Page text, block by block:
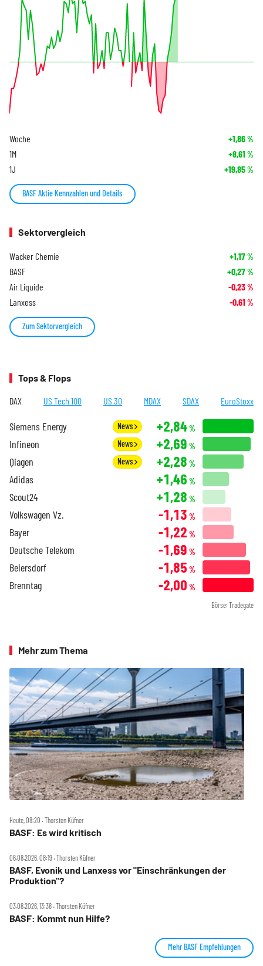
Woche +1,86%
1M +8,61 %
1J +19,85%
BASF Aktie Kennzahlen und Details
Sektorvergleich
Wacker Chemie +1,17%
BASF +0,27%
Air Liquide -0,23%
Lanxess -0,61 %
Zum Sektorvergleich
Tops & Flops
DAX US Tech 100 US 30 MDAX SDAX EuroStoxx
Siemens Energy News +2,84%
Infineon News +2,69 %
Qiagen News +2,28 %
Adidas +1,46 %
Scout24 +1,28 %
Volkswagen Vz. -1,13 %
Bayer -1,22 %
Deutsche Telekom -1,69 %
Beiersdorf -1,85 %
Brenntag -2,00 %
Börse: Tradegate
Mehr zum Thema
Heute, 08:20 ‧ Thorsten Küfner
BASF: Es wird kritisch
06.08.2026, 08:19 ‧ Thorsten Küfner
BASF, Evonik und Lanxess vor "Einschränkungen der
Produktion"?
03.08.2026, 13:38 ‧ Thorsten Küfner
BASF: Kommt nun Hilfe?
Mehr BASF Empfehlungen